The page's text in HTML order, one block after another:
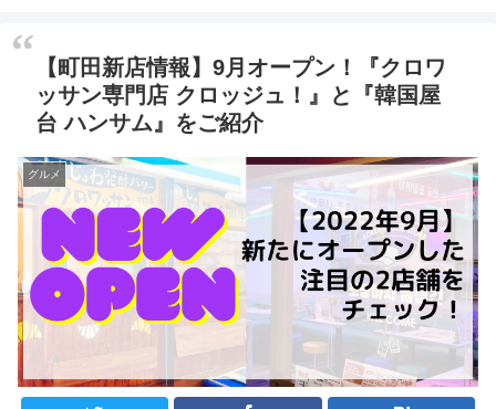
【町田新店情報】9月オープン！『クロワ
ッサン専門店 クロッジュ！』と『韓国屋
台 ハンサム』をご紹介
グルメ